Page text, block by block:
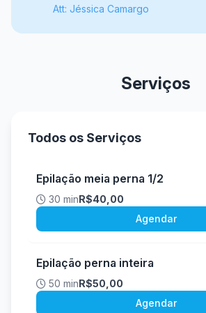
Att: Jéssica Camargo
Serviços
Todos os Serviços
Epilação meia perna 1/2
30 minR$40,00
Agendar
Epilação perna inteira
50 minR$50,00
Agendar